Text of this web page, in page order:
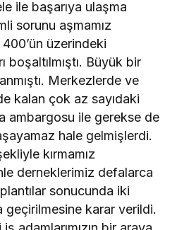
ile başarıya ulaşma
sorunu aşmamız
üzerindeki
Büyük bir
Merkezlerde ve
kalan çok az sayıdaki
ambargosu ile gerekse de
hale gelmişlerdi.
kırmamız
derneklerimiz defalarca
sonucunda iki
geçirilmesine karar verildi.